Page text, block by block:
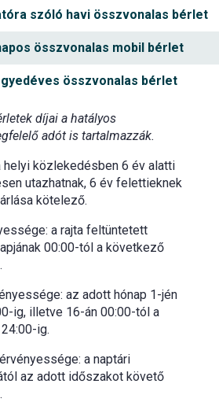
szóló havi összvonalas bérlet
összvonalas mobil bérlet
összvonalas bérlet
díjai a hatályos
adót is tartalmazzák.
közlekedésben 6 év alatti
utazhatnak, 6 év felettieknek
kötelező.
a rajta feltüntetett
00:00-tól a következő
az adott hónap 1-jén
ig, illetve 16-án 00:00-tól a
ig.
a naptári
az adott időszakot követő